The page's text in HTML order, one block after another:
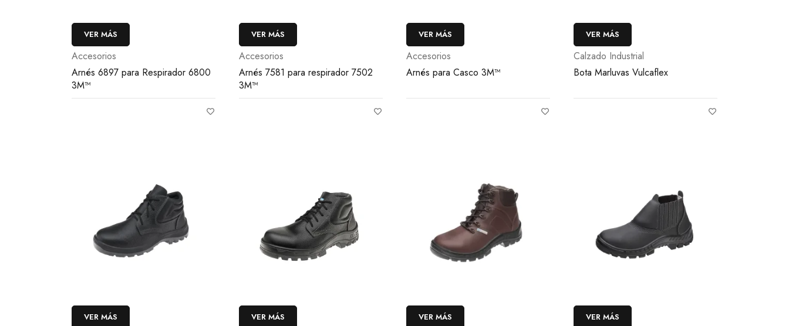
VER MÁS
Accesorios
Arnés 6897 para Respirador 6800
3M™
VER MÁS
Accesorios
Arnés 7581 para respirador 7502
3M™
VER MÁS
Accesorios
Arnés para Casco 3M™
VER MÁS
Calzado Industrial
Bota Marluvas Vulcaflex
VER MÁS VER MÁS VER MÁS VER MÁS